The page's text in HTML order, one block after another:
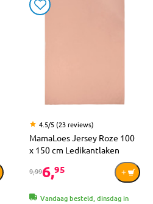
4.5/5 (23 reviews)
MamaLoes Jersey Roze 100
x 150 cm Ledikantlaken
9,996,95
Vandaag besteld, dinsdag in